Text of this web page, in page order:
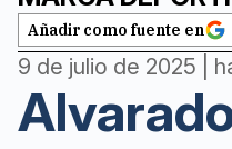
Añadir como fuente en
9 de julio de 2025 |